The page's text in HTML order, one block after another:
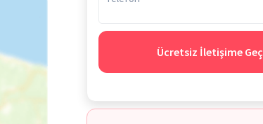
Ücretsiz İletişime Geç